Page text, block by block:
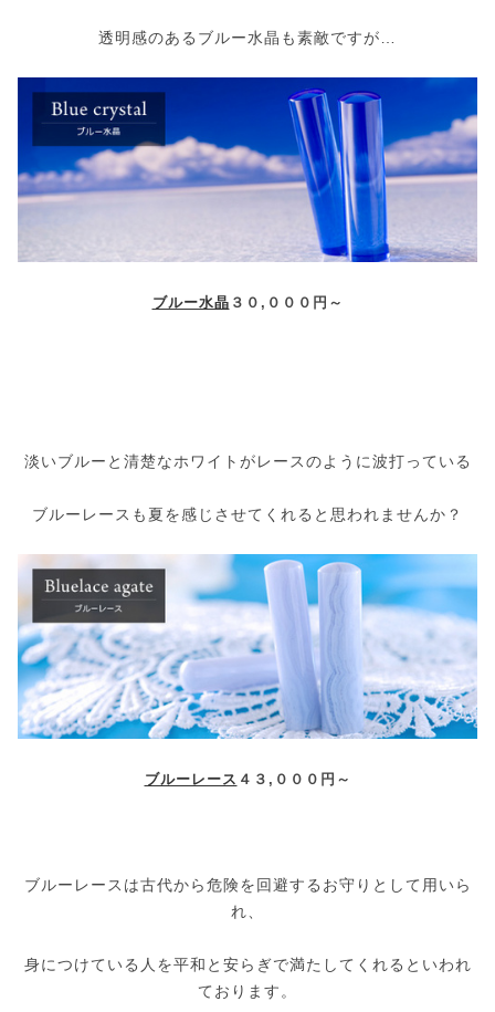
透明感のあるブルー水晶も素敵ですが…
ブルー水晶 ３０,０００円～
淡いブルーと清楚なホワイトがレースのように波打っている
ブルーレースも夏を感じさせてくれると思われませんか？
ブルーレース ４３,０００円～
ブルーレースは古代から危険を回避するお守りとして用いら
れ、
身につけている人を平和と安らぎで満たしてくれるといわれ
ております。